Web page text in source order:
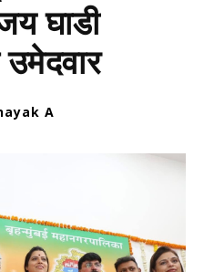
घाडी
उमेदवार
A